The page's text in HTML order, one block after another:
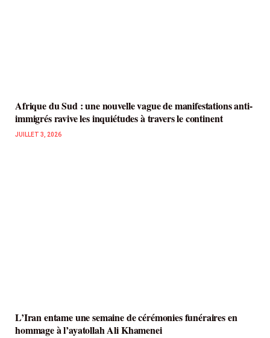
Afrique du Sud : une nouvelle vague de manifestations anti-
immigrés ravive les inquiétudes à travers le continent
JUILLET 3, 2026
L’Iran entame une semaine de cérémonies funéraires en
hommage à l’ayatollah Ali Khamenei